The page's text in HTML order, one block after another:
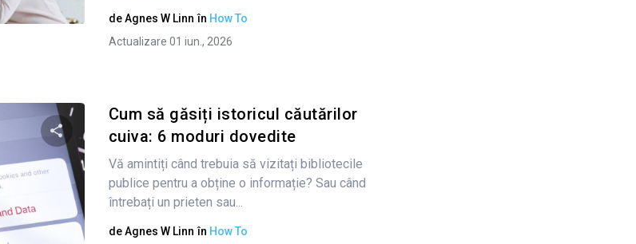
Twitter
deAgnes W Linn în How To
Actualizare 01 iun., 2026
Condividi questo articolo
Twitter Facebook Copiați linkul
Cum să găsiți istoricul căutărilor
cuiva: 6 moduri dovedite
Vă amintiți când trebuia să vizitați bibliotecile
publice pentru a obține o informație? Sau când
întrebați un prieten sau...
deAgnes W Linn în How To